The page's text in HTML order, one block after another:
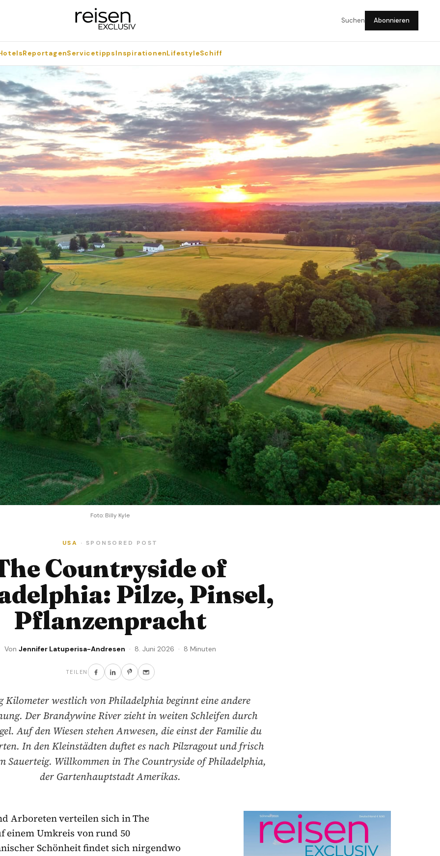
Suchen Abonnieren
ReportagenServicetippsInspirationenLifestyleSchiff
Foto: Billy Kyle
USA · SPONSORED POST
Countryside of
Pilze, Pinsel,
Pflanzenpracht
Von Jennifer Latuperisa-Andresen · 8. Juni 2026 · 8 Minuten
TEILEN
Kilometer westlich von Philadelphia beginnt eine andere
Der Brandywine River zieht in weiten Schleifen durch
Auf den Wiesen stehen Anwesen, die einst der Familie du
In den Kleinstädten duftet es nach Pilzragout und frisch
Sauerteig. Willkommen in The Countryside of Philadelphia,
der Gartenhauptstadt Amerikas.
Arboreten verteilen sich in The
einem Umkreis von rund 50
Schönheit findet sich nirgendwo